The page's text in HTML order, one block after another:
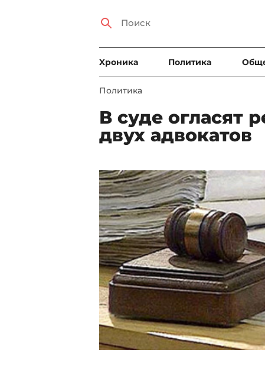
Xроника Политика
Политика
В суде огласят
двух адвокатов